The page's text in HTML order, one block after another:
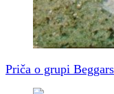
Priča o grupi